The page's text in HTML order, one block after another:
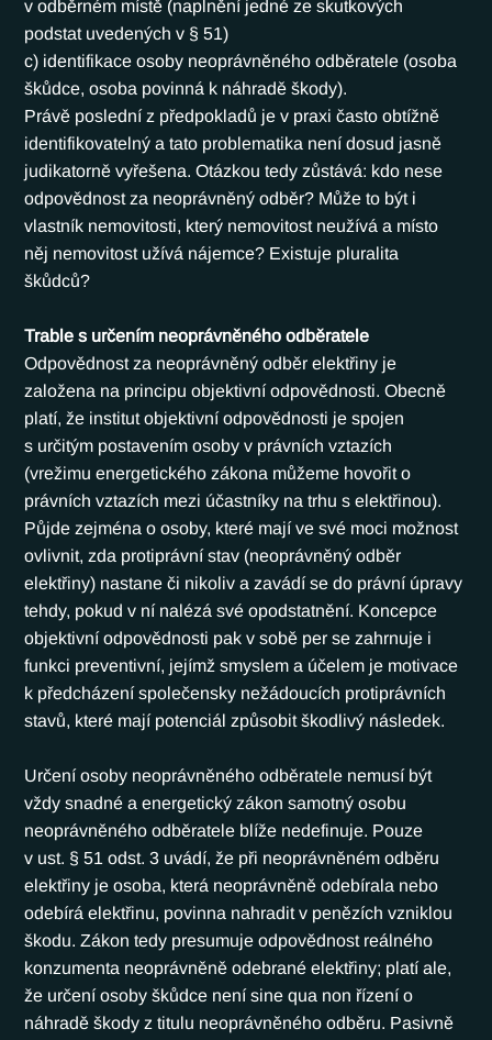
v odběrném místě (naplnění jedné ze skutkových
podstat uvedených v § 51)
c) identifikace osoby neoprávněného odběratele (osoba
škůdce, osoba povinná k náhradě škody).
Právě poslední z předpokladů je v praxi často obtížně
identifikovatelný a tato problematika není dosud jasně
judikatorně vyřešena. Otázkou tedy zůstává: kdo nese
odpovědnost za neoprávněný odběr? Může to být i
vlastník nemovitosti, který nemovitost neužívá a místo
něj nemovitost užívá nájemce? Existuje pluralita
škůdců?
Trable s určením neoprávněného odběratele
Odpovědnost za neoprávněný odběr elektřiny je
založena na principu objektivní odpovědnosti. Obecně
platí, že institut objektivní odpovědnosti je spojen
s určitým postavením osoby v právních vztazích
(vrežimu energetického zákona můžeme hovořit o
právních vztazích mezi účastníky na trhu s elektřinou).
Půjde zejména o osoby, které mají ve své moci možnost
ovlivnit, zda protiprávní stav (neoprávněný odběr
elektřiny) nastane či nikoliv a zavádí se do právní úpravy
tehdy, pokud v ní nalézá své opodstatnění. Koncepce
objektivní odpovědnosti pak v sobě per se zahrnuje i
funkci preventivní, jejímž smyslem a účelem je motivace
k předcházení společensky nežádoucích protiprávních
stavů, které mají potenciál způsobit škodlivý následek.
Určení osoby neoprávněného odběratele nemusí být
vždy snadné a energetický zákon samotný osobu
neoprávněného odběratele blíže nedefinuje. Pouze
v ust. § 51 odst. 3 uvádí, že při neoprávněném odběru
elektřiny je osoba, která neoprávněně odebírala nebo
odebírá elektřinu, povinna nahradit v penězích vzniklou
škodu. Zákon tedy presumuje odpovědnost reálného
konzumenta neoprávněně odebrané elektřiny; platí ale,
že určení osoby škůdce není sine qua non řízení o
náhradě škody z titulu neoprávněného odběru. Pasivně